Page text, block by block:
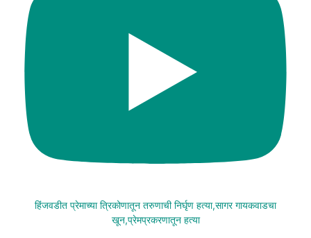
हिंजवडीत प्रेमाच्या त्रिकोणातून तरुणाची निर्घृण हत्या,सागर गायकवाडचा
खून,प्रेमप्रकरणातून हत्या